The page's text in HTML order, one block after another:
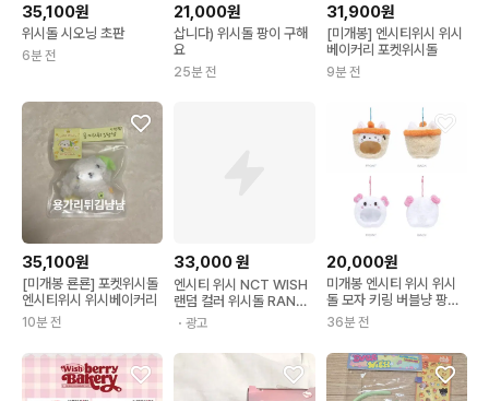
35,100원
위시돌 시오닝 초판
6분 전
21,000원
삽니다) 위시돌 팡이 구해
요
25분 전
31,900원
[미개봉] 엔시티위시 위시
베이커리 포켓위시돌
9분 전
35,100원
[미개봉 룐룐] 포켓위시돌
엔시티위시 위시베이커리
10분 전
33,000원
엔시티 위시 NCT WISH
랜덤 컬러 위시돌 RAND
OM COLOR WISH DO
LL
・광고
20,000원
미개봉 엔시티 위시 위시
돌 모자 키링 버블냥 팡이
유우시 사쿠야
36분 전